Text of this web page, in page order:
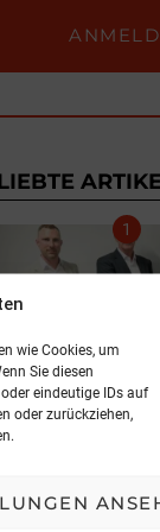
wie Cookies, um
Sie diesen
eindeutige IDs auf
oder zurückziehen,
in